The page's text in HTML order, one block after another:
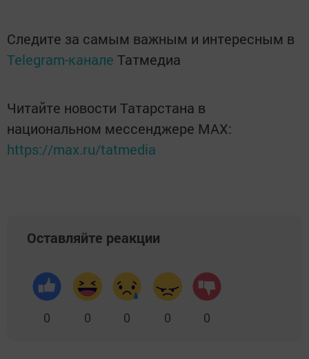
Следите за самым важным и интересным в
Telegram-канале Татмедиа
Читайте новости Татарстана в
национальном мессенджере MАХ:
https://max.ru/tatmedia
Оставляйте реакции
0 0 0 0 0